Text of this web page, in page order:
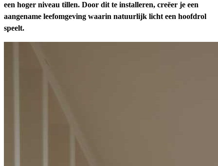
een hoger niveau tillen. Door dit te installeren, creëer je een
aangename leefomgeving waarin natuurlijk licht een hoofdrol
speelt.